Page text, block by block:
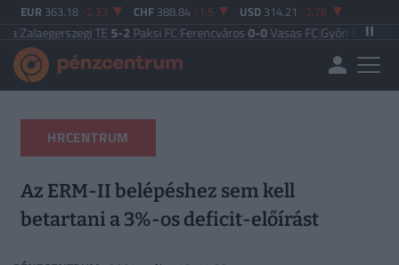
EUR 363.18 -2.23 CHF 388.84 -1.5 USD 314.21 -2.76
TE5-2Paksi FC|Ferencváros0-0Vasas FC|Győri ETO FC4-0
HRCENTRUM
Az ERM-II belépéshez sem kell
betartani a 3%-os deficit-előírást